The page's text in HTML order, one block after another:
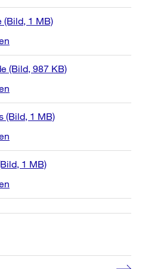
(Bild, 1 MB)
(Bild, 987 KB)
(Bild, 1 MB)
1 MB)